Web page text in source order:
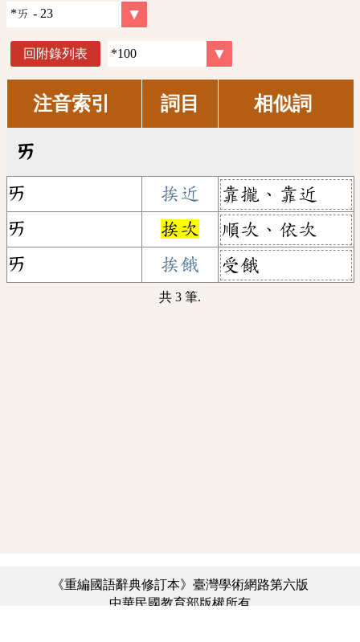
回附錄列表
注音索引 詞目 相似詞
ㄞ
ㄞ 挨近
靠攏、靠近
ㄞ
挨次
順次、依次
ㄞ
挨餓 受餓
共 3 筆.
《重編國語辭典修訂本》臺灣學術網路第六版
中華民國教育部版權所有